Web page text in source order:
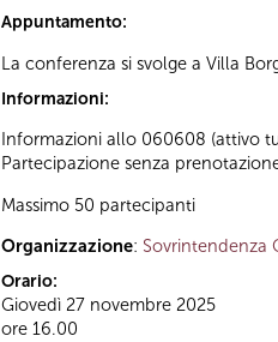
Appuntamento:
La conferenza si svolge a Villa
Informazioni:
Informazioni allo 060608 (attivo
Partecipazione senza
Massimo 50 partecipanti
Organizzazione: Sovrintendenza
Orario:
Giovedì 27 novembre 2025
ore 16.00